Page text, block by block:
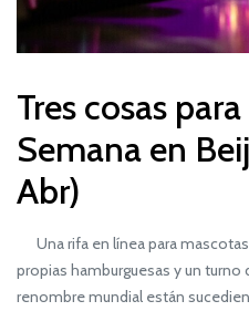
Tres cosas
Semana en
Abr)
Una rifa en línea para
propias hamburguesas y un
renombre mundial están